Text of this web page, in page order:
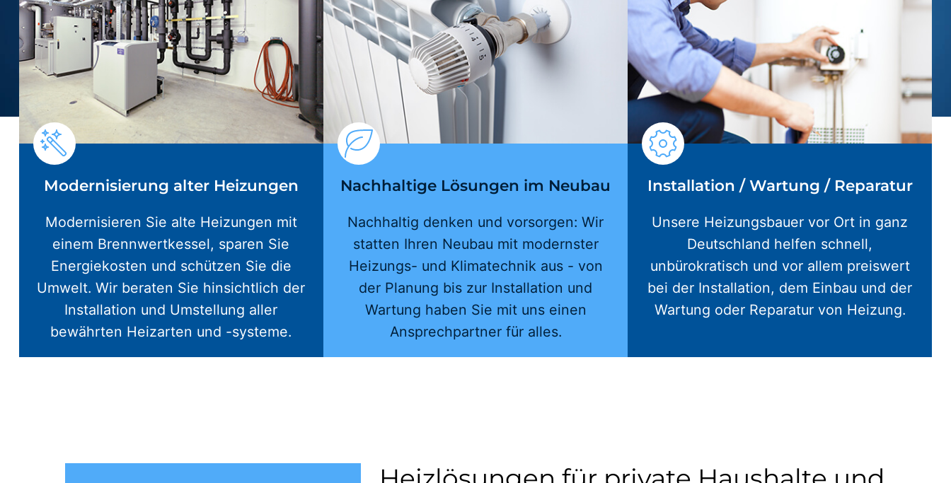
Modernisierung alter Heizungen
Modernisieren Sie alte Heizungen mit
einem Brennwertkessel, sparen Sie
Energiekosten und schützen Sie die
Umwelt. Wir beraten Sie hinsichtlich der
Installation und Umstellung aller
bewährten Heizarten und -systeme.
Nachhaltige Lösungen im Neubau
Nachhaltig denken und vorsorgen: Wir
statten Ihren Neubau mit modernster
Heizungs- und Klimatechnik aus - von
der Planung bis zur Installation und
Wartung haben Sie mit uns einen
Ansprechpartner für alles.
Installation / Wartung / Reparatur
Unsere Heizungsbauer vor Ort in ganz
Deutschland helfen schnell,
unbürokratisch und vor allem preiswert
bei der Installation, dem Einbau und der
Wartung oder Reparatur von Heizung.